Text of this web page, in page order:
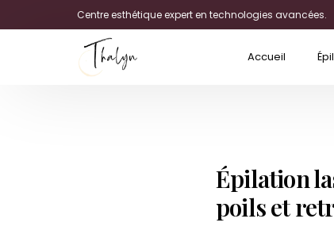
Centre esthétique expert en technologies avancées.
Accueil
Épilation
poils et